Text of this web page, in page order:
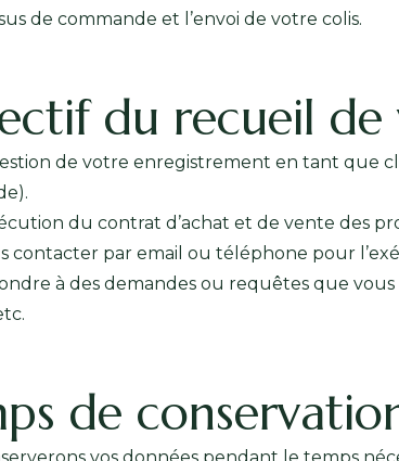
de commande et l’envoi de votre colis.
du recueil de
de votre enregistrement en tant que
du contrat d’achat et de vente des
contacter par email ou téléphone pour
à des demandes ou requêtes que vous
de